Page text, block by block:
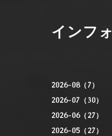
2026-08（7）
2026-07（30）
2026-06（27）
2026-05（27）
インフ